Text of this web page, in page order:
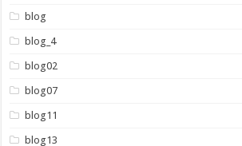
blog
blog_4
blog02
blog07
blog11
blog13